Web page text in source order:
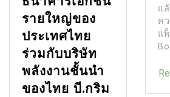
รายใหญ่ของ
ประเทศไทย
ร่วมกับบริษัท
พลังงานชั้นนำ
ของไทย บี.กริม
แ
ค
แ